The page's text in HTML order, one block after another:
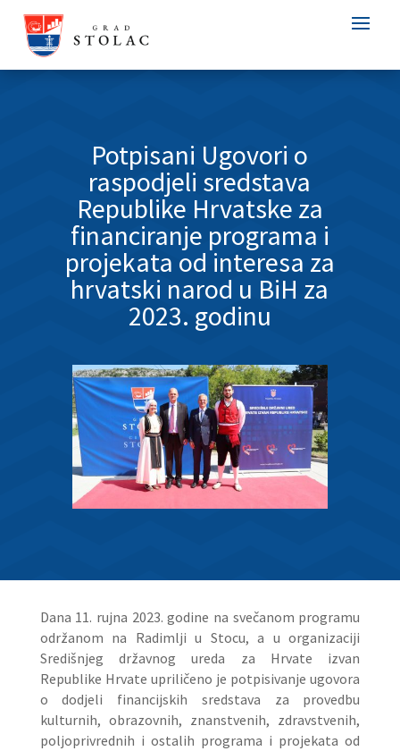
Potpisani Ugovori o
raspodjeli sredstava
Republike Hrvatske za
financiranje programa i
projekata od interesa za
hrvatski narod u BiH za
2023. godinu
Dana 11. rujna 2023. godine na svečanom programu
održanom na Radimlji u Stocu, a u organizaciji
Središnjeg državnog ureda za Hrvate izvan
Republike Hrvate upriličeno je potpisivanje ugovora
o dodjeli financijskih sredstava za provedbu
kulturnih, obrazovnih, znanstvenih, zdravstvenih,
poljoprivrednih i ostalih programa i projekata od